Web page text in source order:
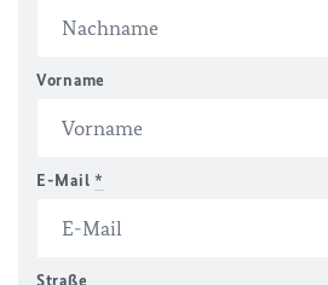
Vorname
E-Mail *
Straße